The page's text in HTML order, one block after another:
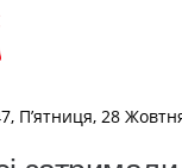
П’ятниця, 28